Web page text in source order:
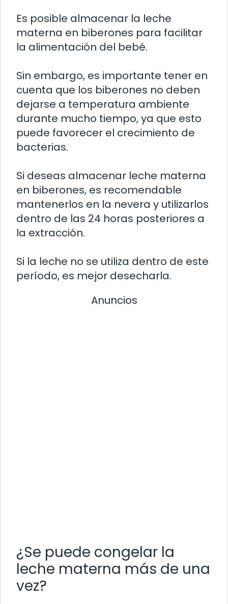
Es posible almacenar la leche
materna en biberones para facilitar
la alimentación del bebé.
Sin embargo, es importante tener en
cuenta que los biberones no deben
dejarse a temperatura ambiente
durante mucho tiempo, ya que esto
puede favorecer el crecimiento de
bacterias.
Si deseas almacenar leche materna
en biberones, es recomendable
mantenerlos en la nevera y utilizarlos
dentro de las 24 horas posteriores a
la extracción.
Si la leche no se utiliza dentro de este
período, es mejor desecharla.
Anuncios
¿Se puede congelar la
leche materna más de una
vez?